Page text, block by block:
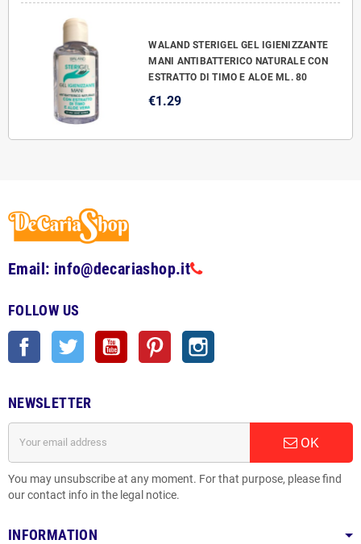
WALAND STERIGEL GEL IGIENIZZANTE
MANI ANTIBATTERICO NATURALE CON
ESTRATTO DI TIMO E ALOE ML. 80
€1.29
Email: info@decariashop.it
FOLLOW US
Facebook Twitter YouTube Pinterest
NEWSLETTER
OK
You may unsubscribe at any moment. For that purpose, please find
our contact info in the legal notice.
INFORMATION